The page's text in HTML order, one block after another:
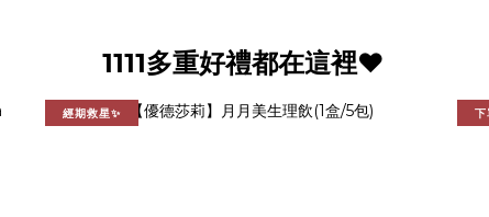
1111多重好禮都在這裡❤️
經期救星✨